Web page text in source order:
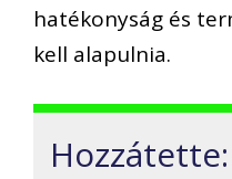
hatékonyság és
kell alapulnia.